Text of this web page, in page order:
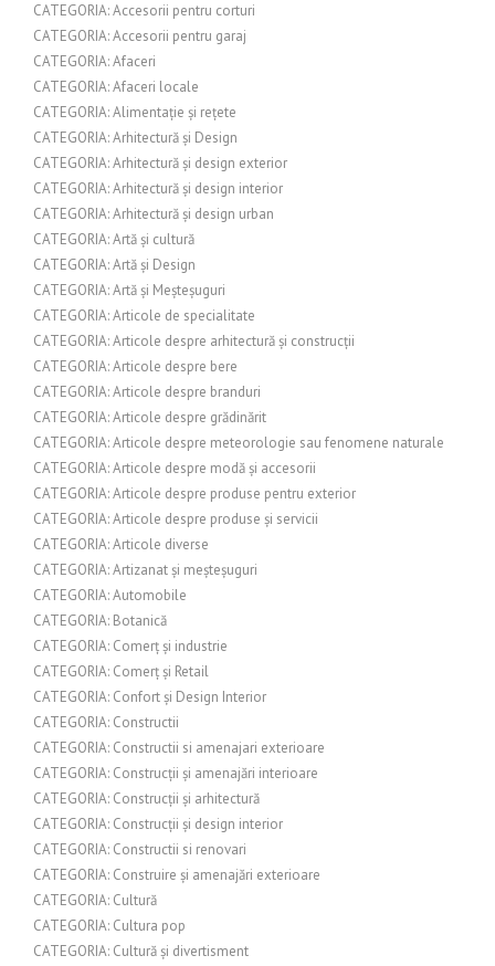
CATEGORIA: Accesorii pentru corturi
CATEGORIA: Accesorii pentru garaj
CATEGORIA: Afaceri
CATEGORIA: Afaceri locale
CATEGORIA: Alimentație și rețete
CATEGORIA: Arhitectură și Design
CATEGORIA: Arhitectură și design exterior
CATEGORIA: Arhitectură și design interior
CATEGORIA: Arhitectură și design urban
CATEGORIA: Artă și cultură
CATEGORIA: Artă și Design
CATEGORIA: Artă și Meșteșuguri
CATEGORIA: Articole de specialitate
CATEGORIA: Articole despre arhitectură și construcții
CATEGORIA: Articole despre bere
CATEGORIA: Articole despre branduri
CATEGORIA: Articole despre grădinărit
CATEGORIA: Articole despre meteorologie sau fenomene naturale
CATEGORIA: Articole despre modă și accesorii
CATEGORIA: Articole despre produse pentru exterior
CATEGORIA: Articole despre produse și servicii
CATEGORIA: Articole diverse
CATEGORIA: Artizanat și meșteșuguri
CATEGORIA: Automobile
CATEGORIA: Botanică
CATEGORIA: Comerț și industrie
CATEGORIA: Comerț și Retail
CATEGORIA: Confort și Design Interior
CATEGORIA: Constructii
CATEGORIA: Constructii si amenajari exterioare
CATEGORIA: Construcții și amenajări interioare
CATEGORIA: Construcții și arhitectură
CATEGORIA: Construcții și design interior
CATEGORIA: Constructii si renovari
CATEGORIA: Construire și amenajări exterioare
CATEGORIA: Cultură
CATEGORIA: Cultura pop
CATEGORIA: Cultură și divertisment